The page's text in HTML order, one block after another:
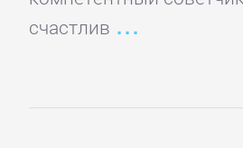
счастлив
Исторические
Классические